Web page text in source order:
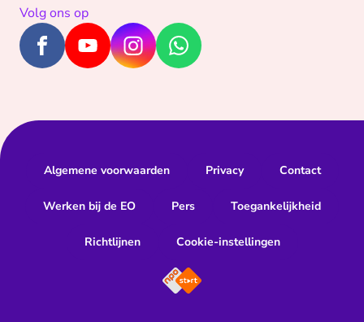
Volg ons op
Algemene voorwaarden Privacy Contact
Werken bij de EO Pers Toegankelijkheid
Richtlijnen Cookie-instellingen